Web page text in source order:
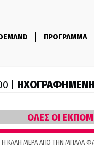
ΠΡΟΓΡΑΜΜΑ
|
ΟΛΕΣ ΟΙ
H ΚΑΛΗ ΜΕΡΑ ΑΠΟ ΤΗΝ ΜΠΑΛΑ